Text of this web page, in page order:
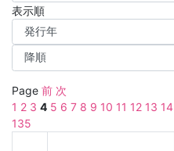
表示順
Page 前 次
1 2 3 4 5 6 7 8 9 10 11 12 13 14
135